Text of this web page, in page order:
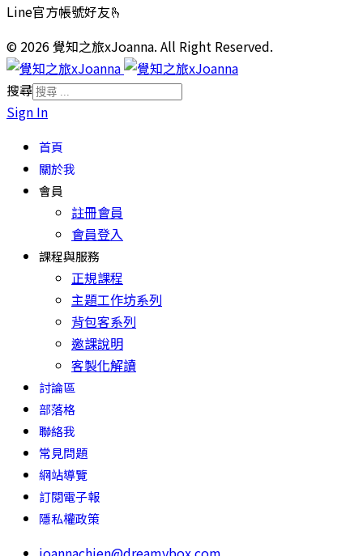
Line官方帳號好友🫰
© 2026 覺知之旅xJoanna. All Right Reserved.
搜尋
Sign In
首頁
關於我
會員
註冊會員
會員登入
課程與服務
正規課程
主題工作坊系列
背包客系列
邀課說明
客製化解讀
討論區
部落格
聯絡我
常見問題
網站導覽
訂閱電子報
隱私權政策